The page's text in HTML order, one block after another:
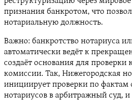
признания банкротом, что
нотариальную должность.
Важно: банкротство нотариуса
автоматически ведёт к
создаёт основания для
комиссии. Так, Нижегородская
инициирует проверки по фактам
нотариусов в арбитражный суд, и